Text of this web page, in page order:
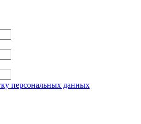
персональных данных